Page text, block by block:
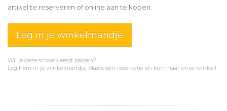
artikel te reserveren of online aan te kopen.
Leg in je winkelmandje
Wil je deze schoen eerst passen?
Leg hem in je winkelmandje, plaats een reservatie en kom naar onze winkel!